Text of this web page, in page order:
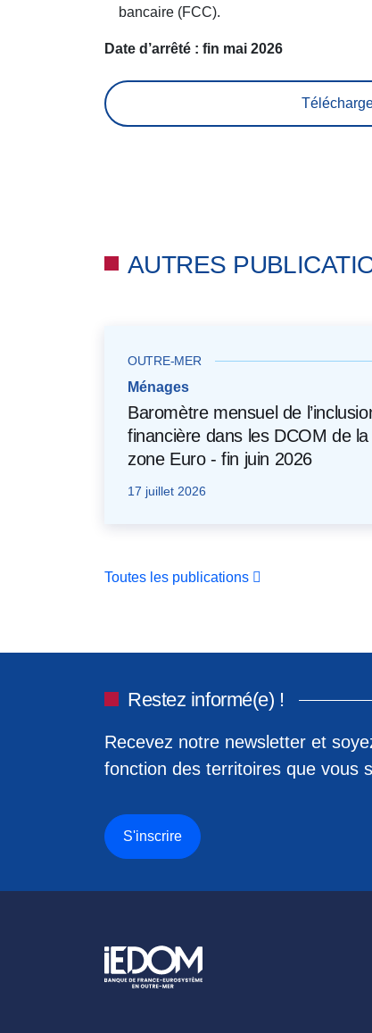
bancaire (FCC).
Date d’arrêté : fin mai 2026
AUTRES
OUTRE-MER
Ménages
Baromètre mensuel de
financière dans les DCOM de la
zone Euro - fin juin 2026
17 juillet 2026
Toutes les publications
Restez informé(e) !
Recevez notre newsletter et
fonction des territoires que vous
S'inscrire